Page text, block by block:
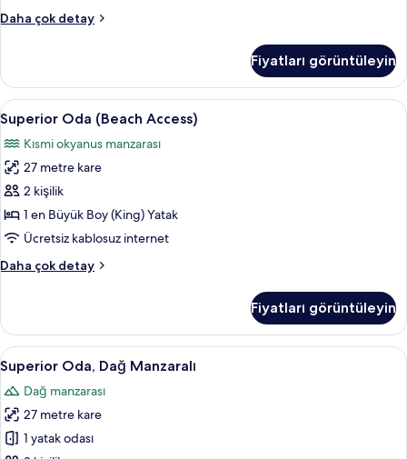
Daha çok detay
Superior
hakkında
daha
fazla
detay
Fiyatları görüntüleyin
Superior
Oda
(Beach
Access)
için
tüm
fotoğrafları
Minibar, odada kasa, masa, dizüstü
6
Superior Oda (Beach Access)
Kısmi okyanus manzarası
27 metre kare
2 kişilik
1 en Büyük Boy (King) Yatak
Ücretsiz kablosuz internet
Daha çok detay
Superior
hakkında
daha
fazla
detay
Fiyatları görüntüleyin
Superior
Oda,
Dağ
Manzaralı
için
Superior Oda, Dağ Manzaralı |
6
Superior Oda, Dağ Manzaralı
Dağ manzarası
27 metre kare
1 yatak odası